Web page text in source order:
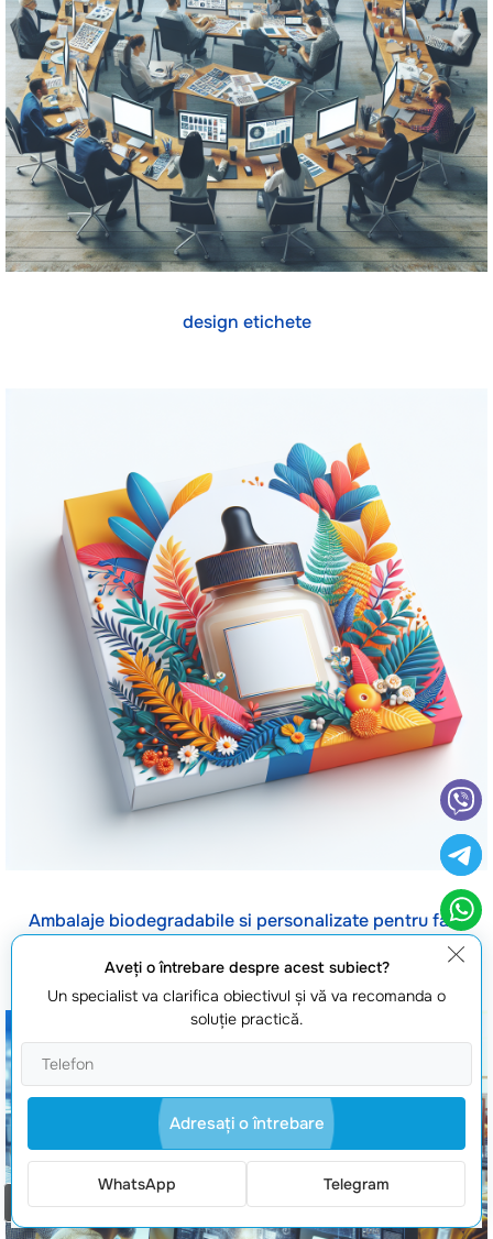
design etichete
Ambalaje biodegradabile si personalizate pentru fast
Aveţi o întrebare despre acest subiect?
Un specialist va clarifica obiectivul şi vă va recomanda o
soluţie practică.
Adresaţi o întrebare
WhatsApp Telegram
Comanda un apel